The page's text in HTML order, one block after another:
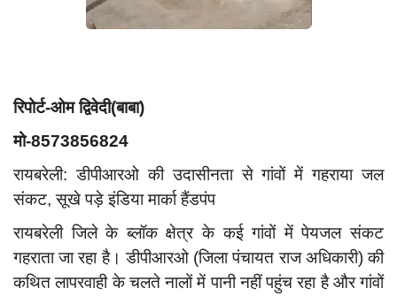
प्रशासनिक
दुर्घटना
रिपोर्ट-ओम द्विवेदी(बाबा)
मो-8573856824
रायबरेली: डीपीआरओ की उदासीनता से गांवों में गहराया जल
संकट, सूखे पड़े इंडिया मार्का हैंडपंप
रायबरेली जिले के ब्लॉक क्षेत्र के कई गांवों में पेयजल संकट
गहराता जा रहा है। डीपीआरओ (जिला पंचायत राज अधिकारी) की
कथित लापरवाही के चलते नालों में पानी नहीं पहुंच रहा है और गांवों